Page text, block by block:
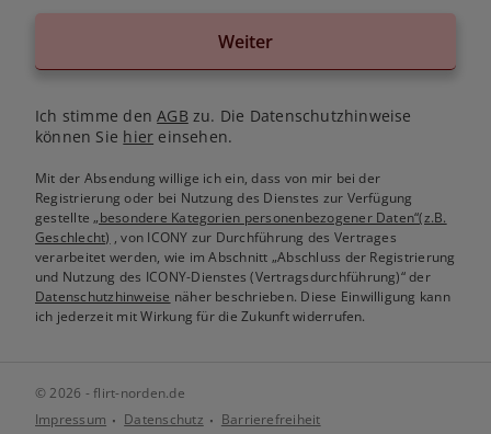
Weiter
Ich stimme denAGB zu. Die Datenschutzhinweise
können Sie hier einsehen.
Mit der Absendung willige ich ein, dass von mir bei der
Registrierung oder bei Nutzung des Dienstes zur Verfügung
gestellte„besondere Kategorien personenbezogener Daten“(z.B.
Geschlecht) , von ICONY zur Durchführung des Vertrages
verarbeitet werden, wie im Abschnitt „Abschluss der Registrierung
und Nutzung des ICONY-Dienstes (Vertragsdurchführung)“ der
Datenschutzhinweise näher beschrieben. Diese Einwilligung kann
ich jederzeit mit Wirkung für die Zukunft widerrufen.
© 2026 - flirt-norden.de
Impressum
Datenschutz Barrierefreiheit